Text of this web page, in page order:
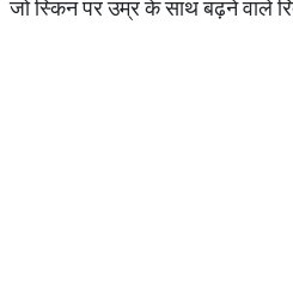
जो स्किन पर उम्र के साथ बढ़ने वाले